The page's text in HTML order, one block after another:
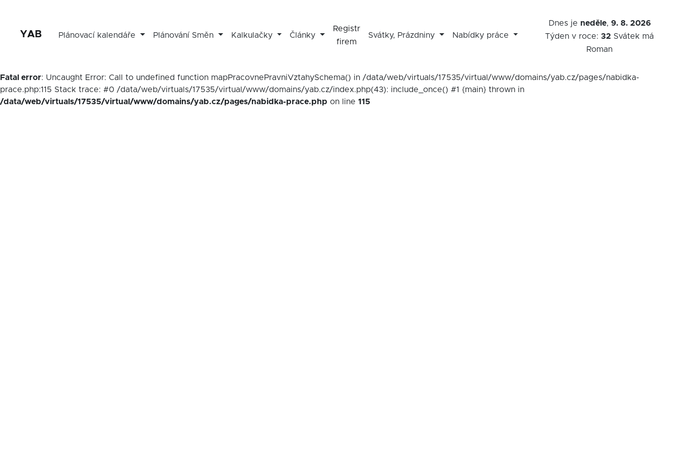
YAB Plánovací kalendáře Plánování Směn Kalkulačky Články
Registr
firem
Svátky, Prázdniny Nabídky práce
Dnes je neděle, 9. 8. 2026
Týden v roce:32 Svátek má
Roman
Fatal error: Uncaught Error: Call to undefined function mapPracovnePravniVztahySchema() in /data/web/virtuals/17535/virtual/www/domains/yab.cz/pages/nabidka-
prace.php:115 Stack trace: #0 /data/web/virtuals/17535/virtual/www/domains/yab.cz/index.php(43): include_once() #1 {main} thrown in
/data/web/virtuals/17535/virtual/www/domains/yab.cz/pages/nabidka-prace.php on line 115